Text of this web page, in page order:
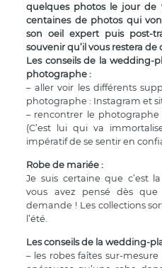
quelques photos le jour de
centaines de photos qui
son oeil expert puis post-
souvenir qu’il vous restera de
Les conseils de la wedding-
photographe :
– aller voir les différents
photographe : Instagram et
– rencontrer le
(C’est lui qui va
impératif de se sentir en
Robe de mariée :
Je suis certaine que c’est
vous avez pensé dès
demande ! Les collections
l’été.
Les conseils de la wedding-
– les robes faîtes sur-